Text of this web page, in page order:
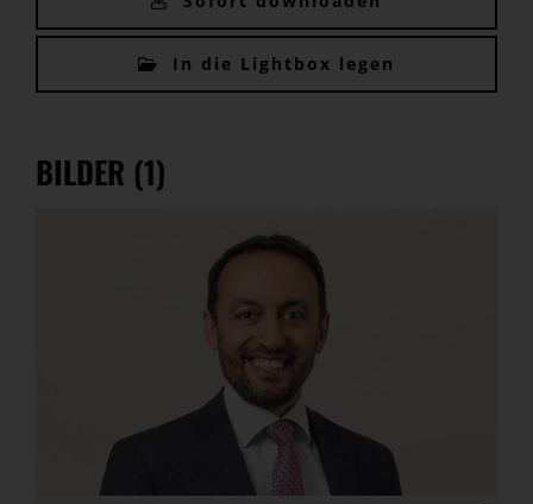
In die Lightbox legen
BILDER (1)